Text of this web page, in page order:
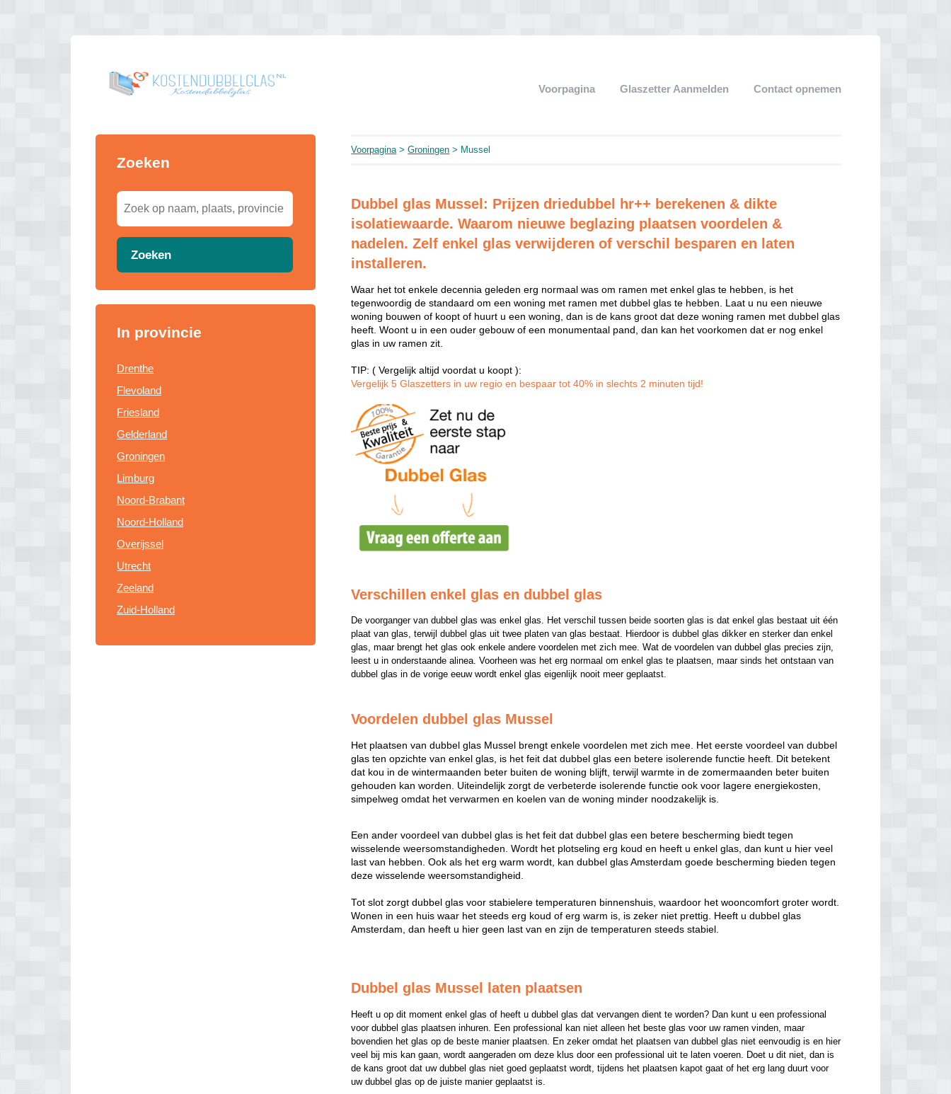
Voorpagina Glaszetter Aanmelden Contact opnemen
Zoeken
Zoeken
In provincie
Drenthe
Flevoland
Friesland
Gelderland
Groningen
Limburg
Noord-Brabant
Noord-Holland
Overijssel
Utrecht
Zeeland
Zuid-Holland
Voorpagina>Groningen > Mussel
Dubbel glas Mussel: Prijzen driedubbel hr++ berekenen & dikte
isolatiewaarde. Waarom nieuwe beglazing plaatsen voordelen &
nadelen. Zelf enkel glas verwijderen of verschil besparen en laten
installeren.
Waar het tot enkele decennia geleden erg normaal was om ramen met enkel glas te hebben, is het
tegenwoordig de standaard om een woning met ramen met dubbel glas te hebben. Laat u nu een nieuwe
woning bouwen of koopt of huurt u een woning, dan is de kans groot dat deze woning ramen met dubbel glas
heeft. Woont u in een ouder gebouw of een monumentaal pand, dan kan het voorkomen dat er nog enkel
glas in uw ramen zit.
TIP: ( Vergelijk altijd voordat u koopt ):
Vergelijk 5 Glaszetters in uw regio en bespaar tot 40% in slechts 2 minuten tijd!
Verschillen enkel glas en dubbel glas
De voorganger van dubbel glas was enkel glas. Het verschil tussen beide soorten glas is dat enkel glas bestaat uit één
plaat van glas, terwijl dubbel glas uit twee platen van glas bestaat. Hierdoor is dubbel glas dikker en sterker dan enkel
glas, maar brengt het glas ook enkele andere voordelen met zich mee. Wat de voordelen van dubbel glas precies zijn,
leest u in onderstaande alinea. Voorheen was het erg normaal om enkel glas te plaatsen, maar sinds het ontstaan van
dubbel glas in de vorige eeuw wordt enkel glas eigenlijk nooit meer geplaatst.
Voordelen dubbel glas Mussel
Het plaatsen van dubbel glas Mussel brengt enkele voordelen met zich mee. Het eerste voordeel van dubbel
glas ten opzichte van enkel glas, is het feit dat dubbel glas een betere isolerende functie heeft. Dit betekent
dat kou in de wintermaanden beter buiten de woning blijft, terwijl warmte in de zomermaanden beter buiten
gehouden kan worden. Uiteindelijk zorgt de verbeterde isolerende functie ook voor lagere energiekosten,
simpelweg omdat het verwarmen en koelen van de woning minder noodzakelijk is.
Een ander voordeel van dubbel glas is het feit dat dubbel glas een betere bescherming biedt tegen
wisselende weersomstandigheden. Wordt het plotseling erg koud en heeft u enkel glas, dan kunt u hier veel
last van hebben. Ook als het erg warm wordt, kan dubbel glas Amsterdam goede bescherming bieden tegen
deze wisselende weersomstandigheid.
Tot slot zorgt dubbel glas voor stabielere temperaturen binnenshuis, waardoor het wooncomfort groter wordt.
Wonen in een huis waar het steeds erg koud of erg warm is, is zeker niet prettig. Heeft u dubbel glas
Amsterdam, dan heeft u hier geen last van en zijn de temperaturen steeds stabiel.
Dubbel glas Mussel laten plaatsen
Heeft u op dit moment enkel glas of heeft u dubbel glas dat vervangen dient te worden? Dan kunt u een professional
voor dubbel glas plaatsen inhuren. Een professional kan niet alleen het beste glas voor uw ramen vinden, maar
bovendien het glas op de beste manier plaatsen. En zeker omdat het plaatsen van dubbel glas niet eenvoudig is en hier
veel bij mis kan gaan, wordt aangeraden om deze klus door een professional uit te laten voeren. Doet u dit niet, dan is
de kans groot dat uw dubbel glas niet goed geplaatst wordt, tijdens het plaatsen kapot gaat of het erg lang duurt voor
uw dubbel glas op de juiste manier geplaatst is.